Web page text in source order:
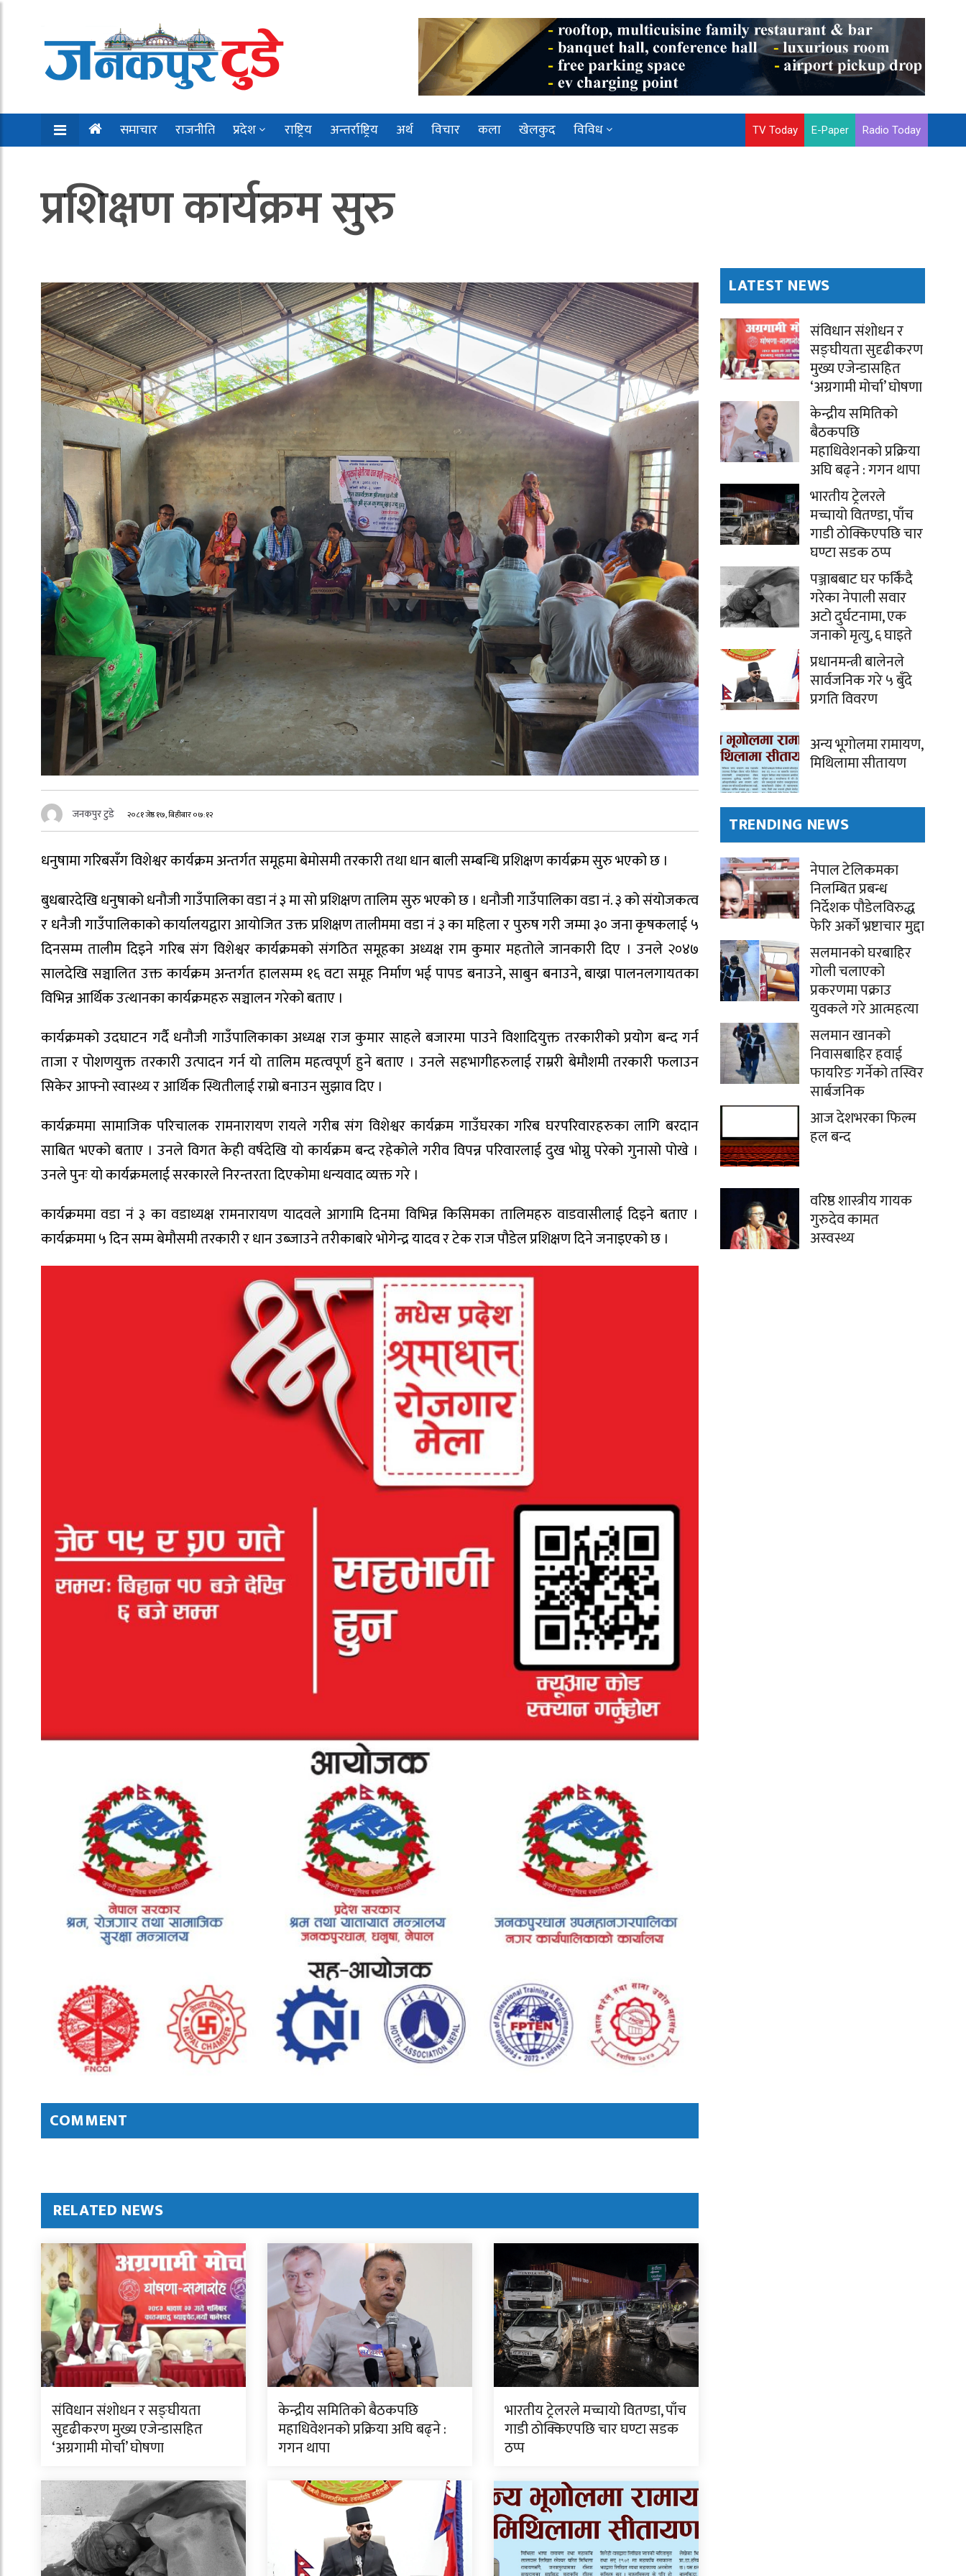
समाचार राजनीति प्रदेश राष्ट्रिय अन्तर्राष्ट्रिय अर्थ विचार कला खेलकुद विविध TV Today E-Paper Radio Today
प्रशिक्षण कार्यक्रम सुरु
जनकपुर टुडे २०८१ जेष्ठ १७, बिहीबार ०७:१२
धनुषामा गरिबसँग विशेश्वर कार्यक्रम अन्तर्गत समूहमा बेमोसमी तरकारी तथा धान बाली सम्बन्धि प्रशिक्षण कार्यक्रम सुरु भएको छ ।
बुधबारदेखि धनुषाको धनौजी गाउँपालिका वडा नं ३ मा सो प्रशिक्षण तालिम सुरु भएको छ । धनौजी गाउँपालिका वडा नं. ३ को संयोजकत्व
र धनैजी गाउँपालिकाको कार्यालयद्वारा आयोजित उक्त प्रशिक्षण तालीममा वडा नं ३ का महिला र पुरुष गरी जम्मा ३० जना कृषकलाई ५
दिनसम्म तालीम दिइने गरिब संग विशेश्वर कार्यक्रमको संगठित समूहका अध्यक्ष राम कुमार महतोले जानकारी दिए । उनले २०४७
सालदेखि सञ्चालित उक्त कार्यक्रम अन्तर्गत हालसम्म १६ वटा समूह निर्माण भई पापड बनाउने, साबुन बनाउने, बाख्रा पालनलगायतका
विभिन्न आर्थिक उत्थानका कार्यक्रमहरु सञ्चालन गरेको बताए ।
कार्यक्रमको उदघाटन गर्दै धनौजी गाउँपालिकाका अध्यक्ष राज कुमार साहले बजारमा पाउने विशादियुक्त तरकारीको प्रयोग बन्द गर्न
ताजा र पोशणयुक्त तरकारी उत्पादन गर्न यो तालिम महत्वपूर्ण हुने बताए । उनले सहभागीहरुलाई राम्ररी बेमौशमी तरकारी फलाउन
सिकेर आफ्नो स्वास्थ्य र आर्थिक स्थितीलाई राम्रो बनाउन सुझाव दिए ।
कार्यक्रममा सामाजिक परिचालक रामनारायण रायले गरीब संग विशेश्वर कार्यक्रम गाउँघरका गरिब घरपरिवारहरुका लागि बरदान
साबित भएको बताए । उनले विगत केही वर्षदेखि यो कार्यक्रम बन्द रहेकोले गरीव विपन्न परिवारलाई दुख भोग्नु परेको गुनासो पोखे ।
उनले पुनः यो कार्यक्रमलाई सरकारले निरन्तरता दिएकोमा धन्यवाद व्यक्त गरे ।
कार्यक्रममा वडा नं ३ का वडाध्यक्ष रामनारायण यादवले आगामि दिनमा विभिन्न किसिमका तालिमहरु वाडवासीलाई दिइने बताए ।
कार्यक्रममा ५ दिन सम्म बेमौसमी तरकारी र धान उब्जाउने तरीकाबारे भोगेन्द्र यादव र टेक राज पौडेल प्रशिक्षण दिने जनाइएको छ ।
COMMENT
RELATED NEWS
संविधान संशोधन र सङ्घीयता
सुदृढीकरण मुख्य एजेन्डासहित
‘अग्रगामी मोर्चा’ घोषणा
केन्द्रीय समितिको बैठकपछि
महाधिवेशनको प्रक्रिया अघि बढ्ने :
गगन थापा
भारतीय ट्रेलरले मच्चायो वितण्डा, पाँच
गाडी ठोक्किएपछि चार घण्टा सडक
ठप्प
LATEST NEWS
संविधान संशोधन र
सङ्घीयता सुदृढीकरण
मुख्य एजेन्डासहित
‘अग्रगामी मोर्चा’ घोषणा
केन्द्रीय समितिको
बैठकपछि
महाधिवेशनको प्रक्रिया
अघि बढ्ने : गगन थापा
भारतीय ट्रेलरले
मच्चायो वितण्डा, पाँच
गाडी ठोक्किएपछि चार
घण्टा सडक ठप्प
पञ्जाबबाट घर फर्किंदै
गरेका नेपाली सवार
अटो दुर्घटनामा, एक
जनाको मृत्यु, ६ घाइते
प्रधानमन्त्री बालेनले
सार्वजनिक गरे ५ बुँदे
प्रगति विवरण
अन्य भूगोलमा रामायण,
मिथिलामा सीतायण
TRENDING NEWS
नेपाल टेलिकमका
निलम्बित प्रबन्ध
निर्देशक पौडेलविरुद्ध
फेरि अर्को भ्रष्टाचार मुद्दा
सलमानको घरबाहिर
गोली चलाएको
प्रकरणमा पक्राउ
युवकले गरे आत्महत्या
सलमान खानको
निवासबाहिर हवाई
फायरिङ गर्नेको तस्विर
सार्बजनिक
आज देशभरका फिल्म
हल बन्द
वरिष्ठ शास्त्रीय गायक
गुरुदेव कामत
अस्वस्थ्य